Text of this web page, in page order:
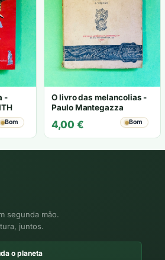
-
Bom
O livro das melancolias -
Paulo Mantegazza
4,00 € Bom
segunda mão.
juntos.
o planeta